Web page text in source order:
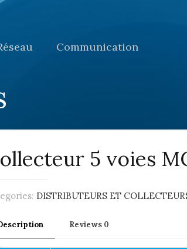
Communication
5 voies
DISTRIBUTEURS ET
Reviews 0